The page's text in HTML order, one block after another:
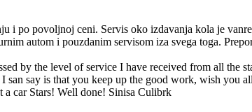
i po povoljnoj ceni. Servis oko izdavanja kola je
autom i pouzdanim servisom iza svega toga.
by the level of service I have received from all the
say is that you keep up the good work, wish you
car Stars! Well done! Sinisa Culibrk